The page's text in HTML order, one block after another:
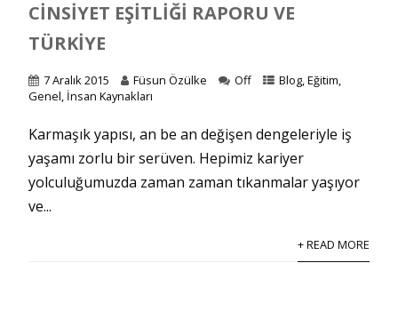
CINSIYET EŞITLIĞI RAPORU VE
TÜRKIYE
7 Aralık 2015 Füsun Özülke Off Blog,Eğitim,
Genel, İnsan Kaynakları
Karmaşık yapısı, an be an değişen dengeleriyle iş
yaşamı zorlu bir serüven. Hepimiz kariyer
yolculuğumuzda zaman zaman tıkanmalar yaşıyor
ve...
+ READ MORE